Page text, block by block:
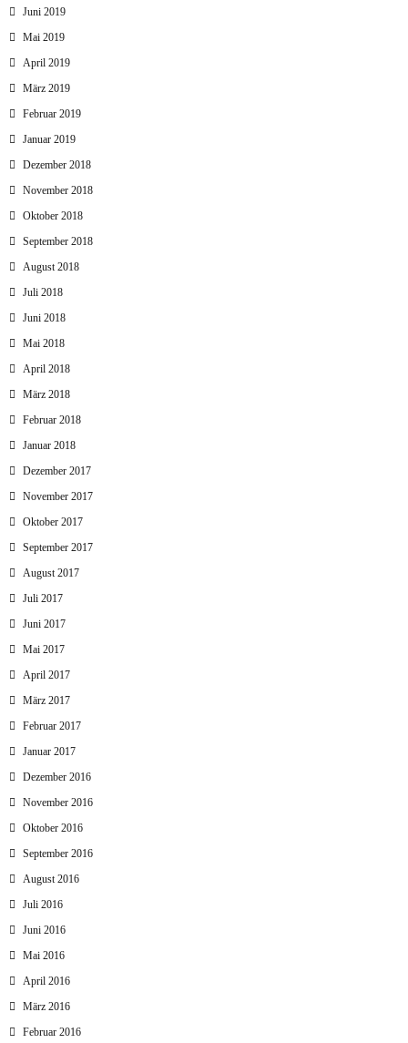
Juni 2019
Mai 2019
April 2019
März 2019
Februar 2019
Januar 2019
Dezember 2018
November 2018
Oktober 2018
September 2018
August 2018
Juli 2018
Juni 2018
Mai 2018
April 2018
März 2018
Februar 2018
Januar 2018
Dezember 2017
November 2017
Oktober 2017
September 2017
August 2017
Juli 2017
Juni 2017
Mai 2017
April 2017
März 2017
Februar 2017
Januar 2017
Dezember 2016
November 2016
Oktober 2016
September 2016
August 2016
Juli 2016
Juni 2016
Mai 2016
April 2016
März 2016
Februar 2016